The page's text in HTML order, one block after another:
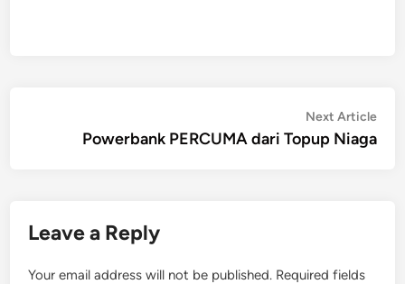
navigation
Next Article
Powerbank PERCUMA dari Topup Niaga
Leave a Reply
Your email address will not be published. Required fields